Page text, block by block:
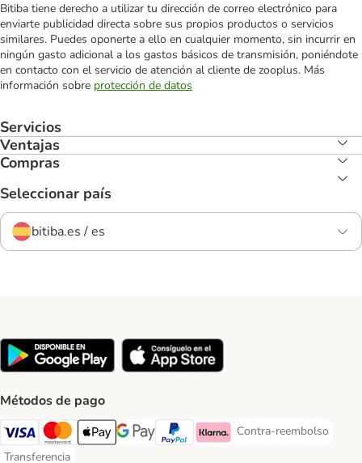
Bitiba tiene derecho a utilizar tu dirección de correo electrónico para
enviarte publicidad directa sobre sus propios productos o servicios
similares. Puedes oponerte a ello en cualquier momento, sin incurrir en
ningún gasto adicional a los gastos básicos de transmisión, poniéndote
en contacto con el servicio de atención al cliente de zooplus. Más
información sobre protección de datos
Servicios
Ventajas
Compras
Seleccionar país
bitiba.es / es
Métodos de pago
Visa Payment Method
Mastercard Payment Method
Apple Pay Payment Method
Google Pay Payment Method
PayPal Payment Method
Klarna Payment Method
Contra-reembolso
Contra-reembolso
Transferencia